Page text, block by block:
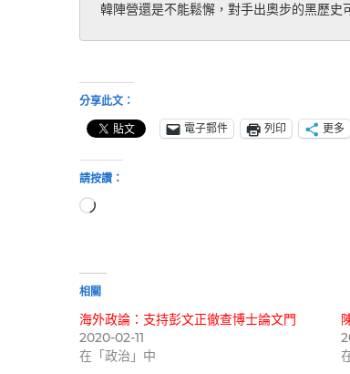
韓陣營還是不能鬆懈，對手出奧步的黑歷
分享此文：
電子郵件
列印 更多
請按讚：
正
相關
海外政論：支持彭文正徹查博士論文門
2020-02-11
在「政治」中